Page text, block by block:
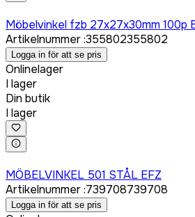
Möbelvinkel fzb 27x27x30mm 100p
Artikelnummer:355802355802
Logga in för att se pris
Onlinelager
I lager
Din butik
I lager
MÖBELVINKEL 501 STÅL EFZ
Artikelnummer:739708739708
Logga in för att se pris